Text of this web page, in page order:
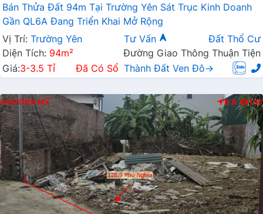
Bán Thửa Đất 94m Tại Trường Yên Sát Trục Kinh Doanh
Gần QL6A Đang Triển Khai Mở Rộng
Vị Trí: Trường Yên Tư Vấn
Đất Thổ Cư
Diện Tích: 94m²
Đường Giao Thông Thuận Tiện
Giá:3-3.5 Tỉ Đã Có Sổ Thành Đất Ven Đô→
CHƯƠNG MỸ Đ.B 196